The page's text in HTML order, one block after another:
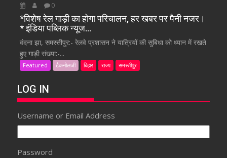
0
*विशेष रेल गाड़ी का होगा परिचालन, हर खबर पर पैनी नजर।
* इंडिया पब्लिक न्यूज…
वंदना झा, समस्तीपुर:- रेलवे प्रशासन ने यात्रियों की सुबिधा को ध्यान में रखते
हुए गाड़ी संख्या:-...
Featured टैकनोलजी बिहार राज्य समस्तीपुर
LOG IN
Username or Email Address
Password